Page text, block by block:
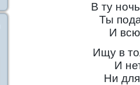
В ту
Ты
И
Ищу в
И
Ни